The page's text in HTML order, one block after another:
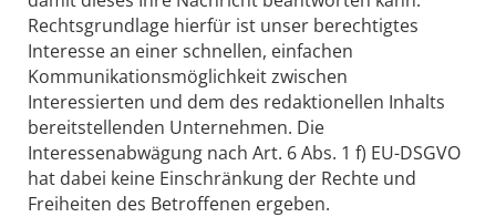
Rechtsgrundlage hierfür ist unser berechtigtes
Interesse an einer schnellen, einfachen
Kommunikationsmöglichkeit zwischen
Interessierten und dem des redaktionellen Inhalts
bereitstellenden Unternehmen. Die
Interessenabwägung nach Art. 6 Abs. 1 f) EU-DSGVO
hat dabei keine Einschränkung der Rechte und
Freiheiten des Betroffenen ergeben.